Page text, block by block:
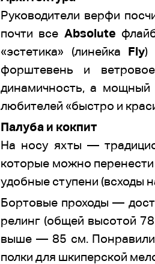
Руководители верфи
почти все Absolute
«эстетика» (линейка Fly)
форштевень и
динамичность, а мощный
любителей «быстро и
Палуба и кокпит
На носу яхты —
которые можно
удобные ступени (всходы
Бортовые проходы —
релинг (общей высотой
выше — 85 см.
полки для шкиперской